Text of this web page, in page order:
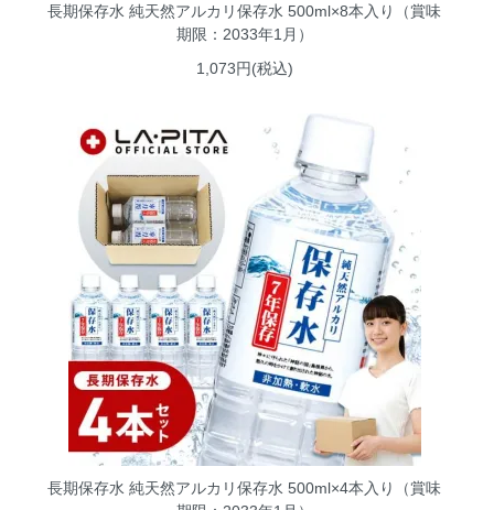
長期保存水 純天然アルカリ保存水 500ml×8本入り（賞味
期限：2033年1月）
1,073円(税込)
長期保存水 純天然アルカリ保存水 500ml×4本入り（賞味